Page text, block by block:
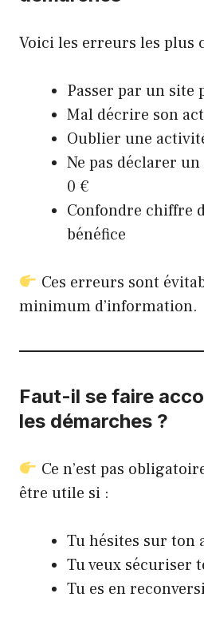
Voici les erreurs les plus
Passer par un site
Mal décrire son
Oublier une
Ne pas déclarer
0 €
Confondre chiffre
bénéfice
Ces erreurs sont
minimum d’information.
Faut-il se faire
les démarches ?
Ce n’est pas
être utile si :
Tu hésites sur ton
Tu veux sécuriser
Tu es en